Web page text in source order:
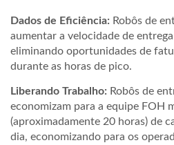
Dados de Eficiência: Robôs de
aumentar a velocidade de
eliminando oportunidades de
durante as horas de pico.
Liberando Trabalho: Robôs de
economizam para a equipe FOH
(aproximadamente 20 horas) de
dia, economizando para os